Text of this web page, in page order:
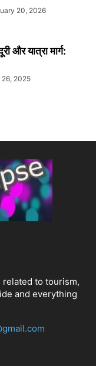
20, 2026
और यात्रा मार्ग:
26, 2025
related to tourism,
and everything